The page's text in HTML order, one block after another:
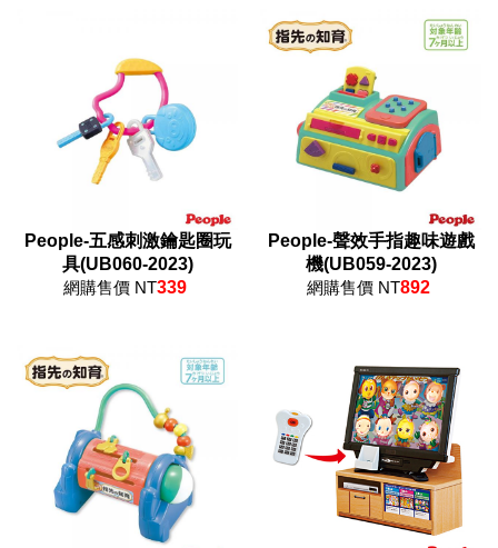
People-五感刺激鑰匙圈玩
具(UB060-2023)
網購售價 NT339
People-聲效手指趣味遊戲
機(UB059-2023)
網購售價 NT892